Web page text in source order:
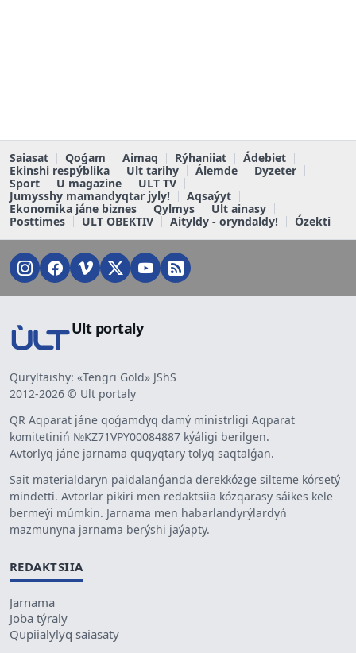
Saiasat Qoǵam Aimaq Rýhaniiat
Ádebiet
Ekinshi respýblika
Ult tarihy Álemde
Dyzeter
Sport
U magazine
ULT TV
Jumysshy mamandyqtar jyly!
Aqsaýyt
Ekonomika jáne biznes
Qylmys
Ult ainasy
Posttimes
ULT OBEKTIV Aityldy - oryndaldy! Ózekti
Ult portaly
Quryltaishy: «Tengri Gold» JShS
2012-2026 © Ult portaly
QR Aqparat jáne qoǵamdyq damý ministrligi Aqparat
komitetiniń №KZ71VPY00084887 kýáligi berilgen.
Avtorlyq jáne jarnama quqyqtary tolyq saqtalǵan.
Sait materialdaryn paidalanǵanda derekkózge silteme kórsetý
mindetti. Avtorlar pikiri men redaktsiia kózqarasy sáikes kele
bermeýi múmkin. Jarnama men habarlandyrýlardyń
mazmunyna jarnama berýshi jaýapty.
REDAKTSIIA
Jarnama
Joba týraly
Qupiialylyq saiasaty